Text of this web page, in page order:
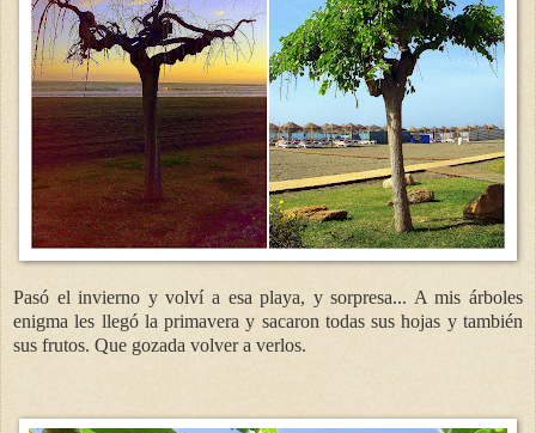
Pasó el invierno y volví a esa playa, y sorpresa... A mis árboles
enigma les llegó la primavera y sacaron todas sus hojas y también
sus frutos. Que gozada volver a verlos.